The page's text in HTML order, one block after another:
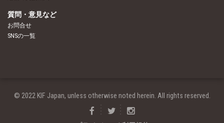
質問・意見など
お問合せ
SNSの一覧
© 2022 KIF Japan, unless otherwise noted herein. All rights reserved.